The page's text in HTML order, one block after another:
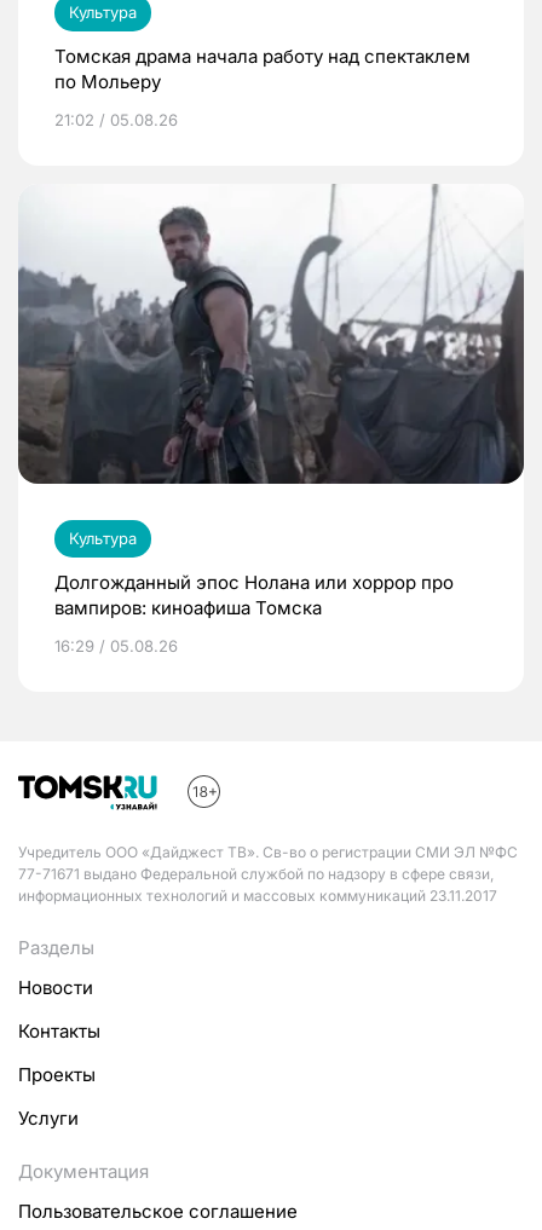
Культура
Томская драма начала работу над спектаклем
по Мольеру
21:02 / 05.08.26
Культура
Долгожданный эпос Нолана или хоррор про
вампиров: киноафиша Томска
16:29 / 05.08.26
Учредитель ООО «Дайджест ТВ». Св-во о регистрации СМИ ЭЛ №ФС
77-71671 выдано Федеральной службой по надзору в сфере связи,
информационных технологий и массовых коммуникаций 23.11.2017
Разделы
Новости
Контакты
Проекты
Услуги
Документация
Пользовательское соглашение